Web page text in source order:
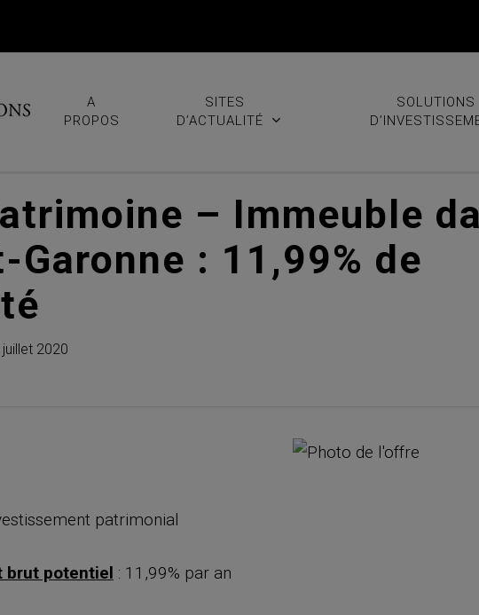
A
PROPOS
SITES
D’ACTUALITÉ
SOLUTIONS
– Immeuble
: 11,99% de
2020
patrimonial
brut potentiel : 11,99% par an